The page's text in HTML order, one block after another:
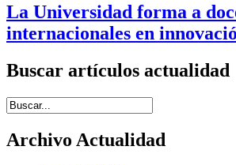
La Universidad forma a
internacionales en
Buscar artículos actualidad
Introduce términos de búsqueda
Archivo Actualidad